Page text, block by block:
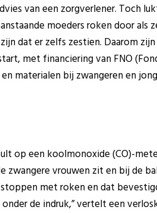
van een zorgverlener. Toch
moeders roken door als
dat er zelfs zestien. Daarom
met financiering van FNO
materialen bij zwangeren en
op een koolmonoxide (CO)-
zwangere vrouwen zit en bij de
met roken en dat
de indruk,” vertelt een